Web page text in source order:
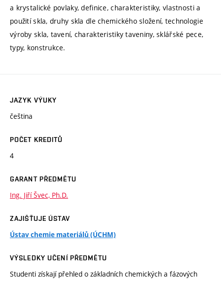
a krystalické povlaky, definice, charakteristiky, vlastnosti a
použití skla, druhy skla dle chemického složení, technologie
výroby skla, tavení, charakteristiky taveniny, sklářské pece,
typy, konstrukce.
JAZYK VÝUKY
čeština
POČET KREDITŮ
4
GARANT PŘEDMĚTU
Ing. Jiří Švec, Ph.D.
ZAJIŠŤUJE ÚSTAV
Ústav chemie materiálů (ÚCHM)
VÝSLEDKY UČENÍ PŘEDMĚTU
Studenti získají přehled o základních chemických a fázových